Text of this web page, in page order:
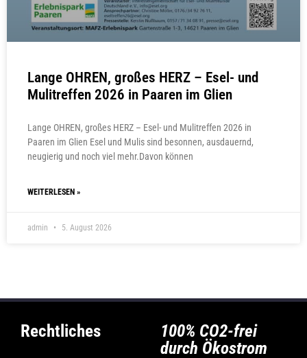
Lange OHREN, großes HERZ – Esel- und
Mulitreffen 2026 in Paaren im Glien
Lange OHREN, großes HERZ – Esel- und Mulitreffen 2026 in
Paaren im Glien Esel und Mulis sind besonnen, ausdauernd,
neugierig und noch viel mehr.Davon können
WEITERLESEN »
admin 5. August 2026
Rechtliches
100% CO2-frei
durch Ökostrom